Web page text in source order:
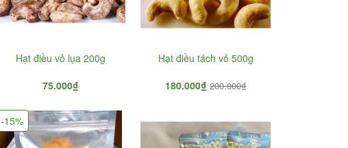
Hạt điều vỏ lụa 200g
75.000₫
Hạt điều tách vỏ 500g
180.000₫ 200.000₫
-15%